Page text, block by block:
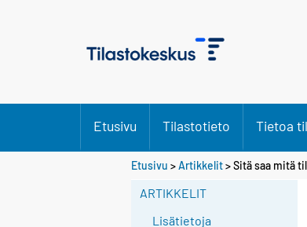
Etusivu Tilastotieto Tietoa
Etusivu >Artikkelit> Sitä saa mitä
ARTIKKELIT
Lisätietoja
S